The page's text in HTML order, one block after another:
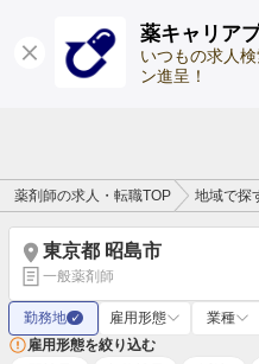
薬キャリア
いつもの求人
ン進呈！
薬剤師の求人・転職TOP 地域で探
東京都 昭島市
一般薬剤師
勤務地 ✓ 雇用形態 業種
雇用形態を絞り込む